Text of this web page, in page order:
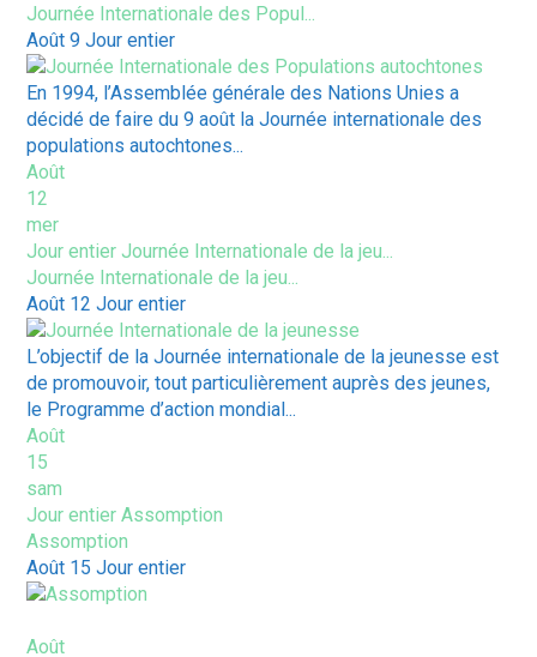
Journée Internationale des Popul...
Août 9Jour entier
En 1994, l’Assemblée générale des Nations Unies a
décidé de faire du 9 août la Journée internationale des
populations autochtones...
Août
12
mer
Jour entierJournée Internationale de la jeu...
Journée Internationale de la jeu...
Août 12Jour entier
L’objectif de la Journée internationale de la jeunesse est
de promouvoir, tout particulièrement auprès des jeunes,
le Programme d’action mondial...
Août
15
sam
Jour entierAssomption
Assomption
Août 15Jour entier
Août